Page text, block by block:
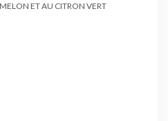
ET AU CITRON VERT